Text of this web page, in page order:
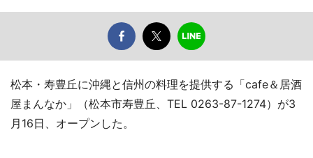
松本・寿豊丘に沖縄と信州の料理を提供する「cafe＆居酒
屋まんなか」（松本市寿豊丘、TEL 0263-87-1274）が3
月16日、オープンした。